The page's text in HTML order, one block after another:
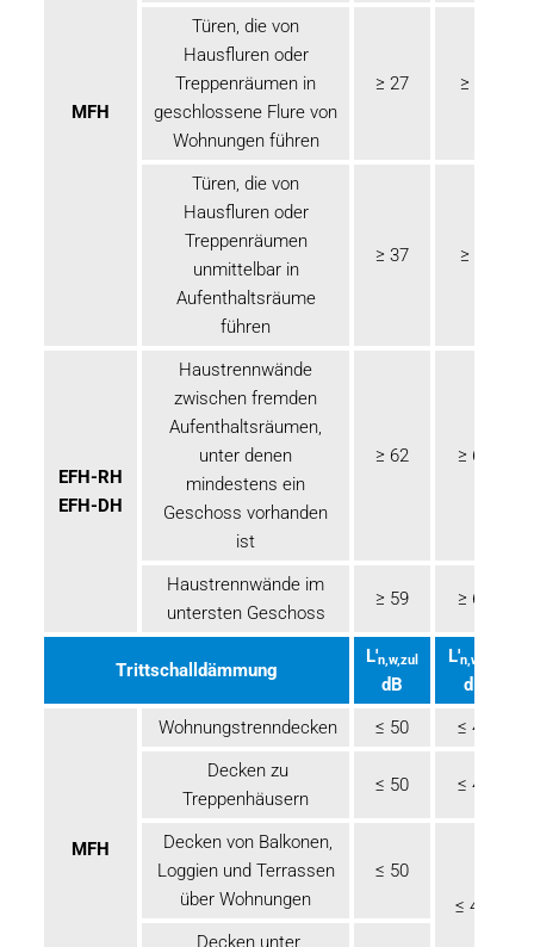
MFH
Türen, die von
Hausfluren oder
Treppenräumen in
geschlossene Flure von
Wohnungen führen
≥ 27 ≥ 32
Türen, die von
Hausfluren oder
Treppenräumen
unmittelbar in
Aufenthaltsräume
führen
≥ 37 ≥ 42
EFH-RH
EFH-DH
Haustrennwände
zwischen fremden
Aufenthaltsräumen,
unter denen
mindestens ein
Geschoss vorhanden
ist
≥ 62 ≥ 67
Haustrennwände im
untersten Geschoss
≥ 59 ≥ 62
Trittschalldämmung
L'n,w,zul
dB
L'n,w,zul
dB
MFH
Wohnungstrenndecken ≤ 50
≤ 46
Decken zu
Treppenhäusern
≤ 50 ≤ 46
Decken von Balkonen,
Loggien und Terrassen
über Wohnungen
≤ 50
≤ 49
Decken unter